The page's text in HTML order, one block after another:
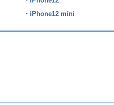
・iPhone12 mini